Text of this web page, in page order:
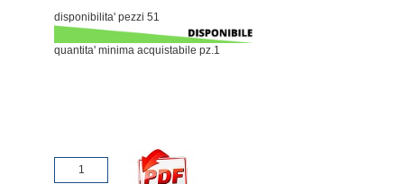
disponibilita' pezzi 51
quantita' minima acquistabile pz.1